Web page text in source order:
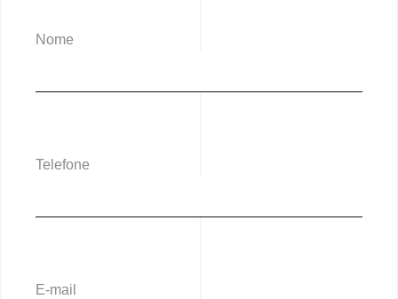
Nome
Telefone
E-mail